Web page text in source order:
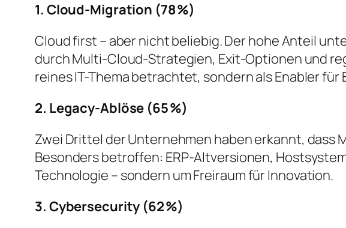
1. Cloud-Migration (78 %)
Cloud first – aber nicht beliebig. Der hohe Anteil
durch Multi-Cloud-Strategien, Exit-Optionen und
reines IT-Thema betrachtet, sondern als Enabler
2. Legacy-Ablöse (65 %)
Zwei Drittel der Unternehmen haben erkannt, dass
Besonders betroffen: ERP-Altversionen,
Technologie – sondern um Freiraum für Innovation.
3. Cybersecurity (62 %)